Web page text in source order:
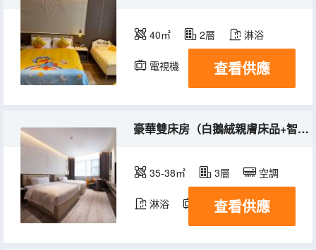
40㎡ 2層 淋浴
電視機 查看供應
豪華雙床房（白鵝絨親膚床品+智能客控）
35-38㎡ 3層 空調
淋浴 電視機
查看供應